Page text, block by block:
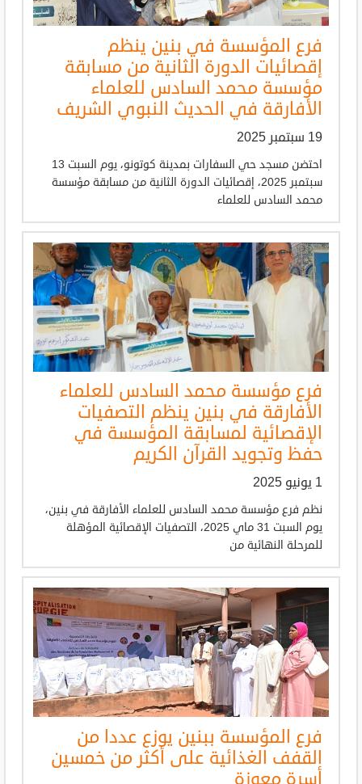
فرع المؤسسة في بنين ينظم
إقصائيات الدورة الثانية من مسابقة
مؤسسة محمد السادس للعلماء
الأفارقة في الحديث النبوي الشريف
19 سبتمبر 2025
احتضن مسجد حي السفارات بمدينة كوتونو، يوم السبت 13
سبتمبر 2025، إقصائيات الدورة الثانية من مسابقة مؤسسة
محمد السادس للعلماء
فرع مؤسسة محمد السادس للعلماء
الأفارقة في بنين ينظم التصفيات
الإقصائية لمسابقة المؤسسة في
حفظ وتجويد القرآن الكريم
1 يونيو 2025
نظم فرع مؤسسة محمد السادس للعلماء الأفارقة في بنين،
يوم السبت 31 ماي 2025، التصفيات الإقصائية المؤهلة
للمرحلة النهائية من
فرع المؤسسة ببنين يوزع عددا من
القفف الغذائية على أكثر من خمسين